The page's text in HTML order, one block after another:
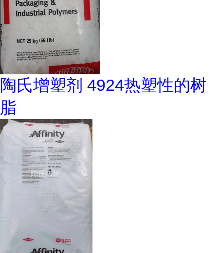
陶氏增塑剂 4924热塑性的树
脂